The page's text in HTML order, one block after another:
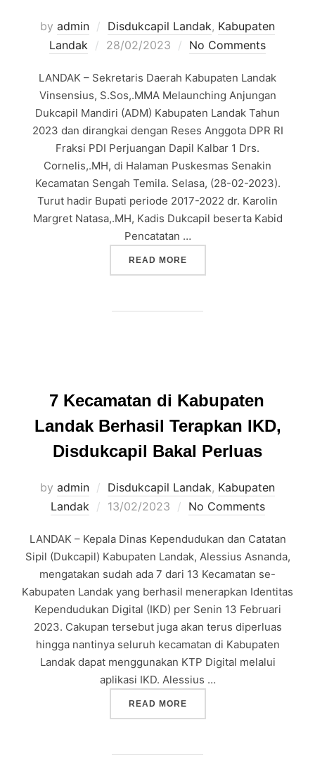
by admin Disdukcapil Landak, Kabupaten
Landak
Posted
28/02/2023 No Comments
LANDAK – Sekretaris Daerah Kabupaten Landak
Vinsensius, S.Sos,.MMA Melaunching Anjungan
Dukcapil Mandiri (ADM) Kabupaten Landak Tahun
2023 dan dirangkai dengan Reses Anggota DPR RI
Fraksi PDI Perjuangan Dapil Kalbar 1 Drs.
Cornelis,.MH, di Halaman Puskesmas Senakin
Kecamatan Sengah Temila. Selasa, (28-02-2023).
Turut hadir Bupati periode 2017-2022 dr. Karolin
Margret Natasa,.MH, Kadis Dukcapil beserta Kabid
Pencatatan …
READ MORE“LAUNCHING ANJUNGAN
7 Kecamatan di Kabupaten
Landak Berhasil Terapkan IKD,
Disdukcapil Bakal Perluas
by admin Disdukcapil Landak, Kabupaten
Landak
Posted
13/02/2023 No Comments
LANDAK – Kepala Dinas Kependudukan dan Catatan
Sipil (Dukcapil) Kabupaten Landak, Alessius Asnanda,
mengatakan sudah ada 7 dari 13 Kecamatan se-
Kabupaten Landak yang berhasil menerapkan Identitas
Kependudukan Digital (IKD) per Senin 13 Februari
2023. Cakupan tersebut juga akan terus diperluas
hingga nantinya seluruh kecamatan di Kabupaten
Landak dapat menggunakan KTP Digital melalui
aplikasi IKD. Alessius …
READ MORE“7 KECAMATAN DI